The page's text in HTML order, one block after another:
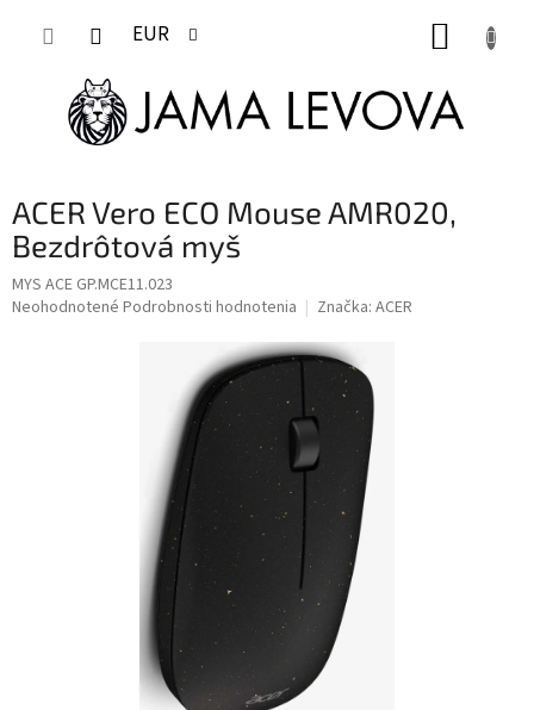
EUR
ACER Vero ECO Mouse AMR020,
Bezdrôtová myš
MYS ACE GP.MCE11.023
Priemerné
Neohodnotené Podrobnosti hodnotenia Značka: ACER